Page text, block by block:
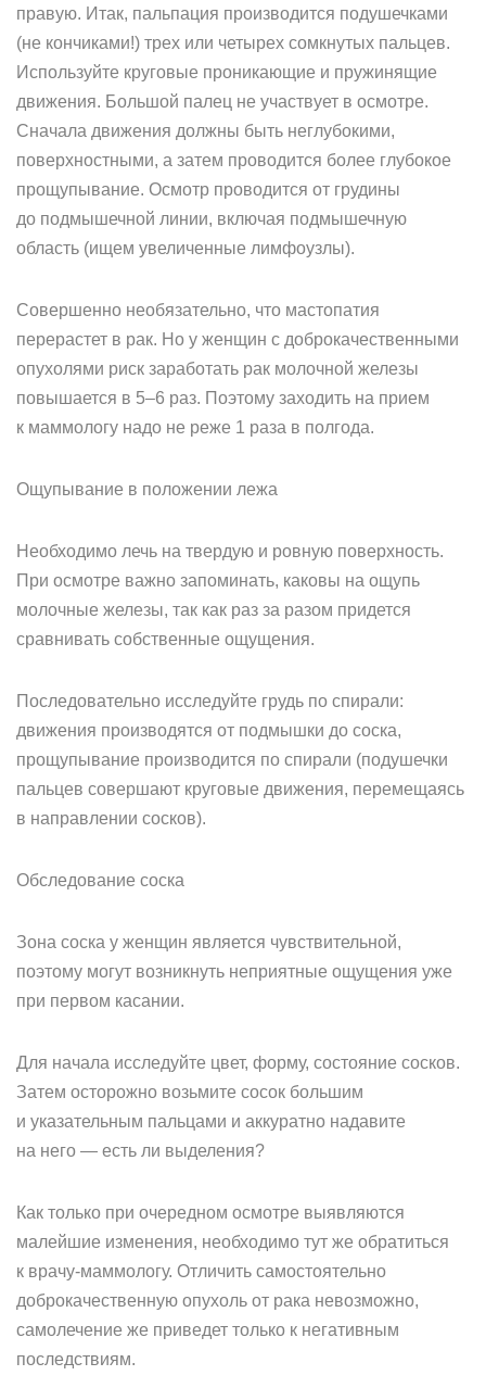
правую. Итак, пальпация производится подушечками
(не кончиками!) трех или четырех сомкнутых пальцев.
Используйте круговые проникающие и пружинящие
движения. Большой палец не участвует в осмотре.
Сначала движения должны быть неглубокими,
поверхностными, а затем проводится более глубокое
прощупывание. Осмотр проводится от грудины
до подмышечной линии, включая подмышечную
область (ищем увеличенные лимфоузлы).
Совершенно необязательно, что мастопатия
перерастет в рак. Но у женщин с доброкачественными
опухолями риск заработать рак молочной железы
повышается в 5–6 раз. Поэтому заходить на прием
к маммологу надо не реже 1 раза в полгода.
Ощупывание в положении лежа
Необходимо лечь на твердую и ровную поверхность.
При осмотре важно запоминать, каковы на ощупь
молочные железы, так как раз за разом придется
сравнивать собственные ощущения.
Последовательно исследуйте грудь по спирали:
движения производятся от подмышки до соска,
прощупывание производится по спирали (подушечки
пальцев совершают круговые движения, перемещаясь
в направлении сосков).
Обследование соска
Зона соска у женщин является чувствительной,
поэтому могут возникнуть неприятные ощущения уже
при первом касании.
Для начала исследуйте цвет, форму, состояние сосков.
Затем осторожно возьмите сосок большим
и указательным пальцами и аккуратно надавите
на него — есть ли выделения?
Как только при очередном осмотре выявляются
малейшие изменения, необходимо тут же обратиться
к врачу-маммологу. Отличить самостоятельно
доброкачественную опухоль от рака невозможно,
самолечение же приведет только к негативным
последствиям.